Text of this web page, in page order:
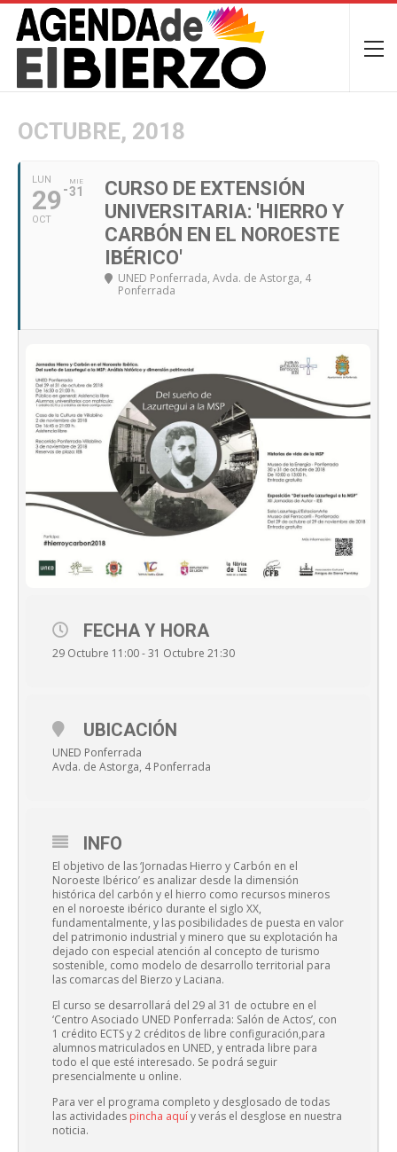
OCTUBRE, 2018
LUN
29
OCT
MIE
31
CURSO DE EXTENSIÓN
UNIVERSITARIA: 'HIERRO Y
CARBÓN EN EL NOROESTE
IBÉRICO'
UNED Ponferrada, Avda. de Astorga, 4
Ponferrada
FECHA Y HORA
29 Octubre 11:00 - 31 Octubre 21:30
UBICACIÓN
UNED Ponferrada
Avda. de Astorga, 4 Ponferrada
INFO
El objetivo de las ‘Jornadas Hierro y Carbón en el
Noroeste Ibérico’ es analizar desde la dimensión
histórica del carbón y el hierro como recursos mineros
en el noroeste ibérico durante el siglo XX,
fundamentalmente, y las posibilidades de puesta en valor
del patrimonio industrial y minero que su explotación ha
dejado con especial atención al concepto de turismo
sostenible, como modelo de desarrollo territorial para
las comarcas del Bierzo y Laciana.
El curso se desarrollará del 29 al 31 de octubre en el
‘Centro Asociado UNED Ponferrada: Salón de Actos’, con
1 crédito ECTS y 2 créditos de libre configuración,para
alumnos matriculados en UNED, y entrada libre para
todo el que esté interesado. Se podrá seguir
presencialmente u online.
Para ver el programa completo y desglosado de todas
las actividades pincha aquíy verás el desglose en nuestra
noticia.